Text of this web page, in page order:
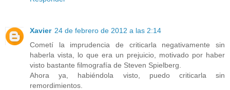
Xavier 24 de febrero de 2012 a las 2:14
Cometí la imprudencia de criticarla negativamente sin
haberla vista, lo que era un prejuicio, motivado por haber
visto bastante filmografía de Steven Spielberg.
Ahora ya, habiéndola visto, puedo criticarla sin
remordimientos.